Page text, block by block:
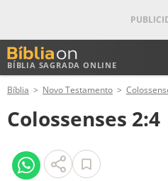
BÍBLIA SAGRADA ONLINE
ANTIGO TESTAMENTO
NOVO TESTAMENTO
VERSÍCULOS
Bíblia Novo Testamento
Colossenses 2:4